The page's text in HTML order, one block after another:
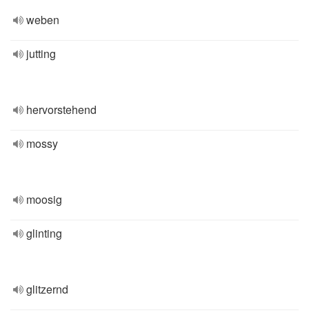
weben
jutting
hervorstehend
mossy
moosig
glinting
glitzernd